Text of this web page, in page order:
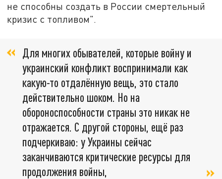
не способны создать в России смертельный
кризис с топливом".
Для многих обывателей, которые войну и
украинский конфликт воспринимали как
какую-то отдалённую вещь, это стало
действительно шоком. Но на
обороноспособности страны это никак не
отражается. С другой стороны, ещё раз
подчеркиваю: у Украины сейчас
заканчиваются критические ресурсы для
продолжения войны,